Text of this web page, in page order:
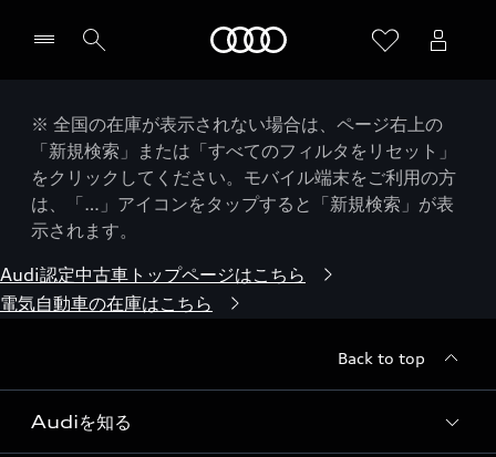
※ 全国の在庫が表示されない場合は、ページ右上の
「新規検索」または「すべてのフィルタをリセット」
をクリックしてください。モバイル端末をご利用の方
は、「…」アイコンをタップすると「新規検索」が表
示されます。
Audi認定中古車トップページはこちら
電気自動車の在庫はこちら
Back to top
Audiを知る